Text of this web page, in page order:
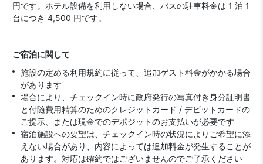
円です。ホテル設備を利用しない場合、バスの駐車料金は 1 泊 1
台につき 4,500 円です。
ご宿泊に関して
施設の定める利用規約に従って、追加ゲスト料金がかかる場合
があります
場合により、チェックイン時に政府発行の写真付き身分証明書
と付随費用精算のためのクレジットカード / デビットカードの
ご提示、または現金でのデポジットのお支払いが必要です
宿泊施設への要望は、チェックイン時の状況によりご希望に添
えない場合があり、内容によっては追加料金が発生することが
あります。対応は確約ではございませんのでご了承ください